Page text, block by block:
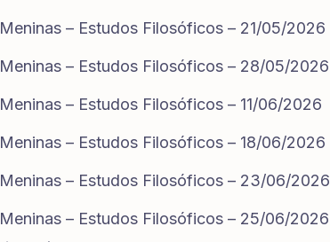
Meninas – Estudos Filosóficos – 21/05/2026
Meninas – Estudos Filosóficos – 28/05/2026
Meninas – Estudos Filosóficos – 11/06/2026
Meninas – Estudos Filosóficos – 18/06/2026
Meninas – Estudos Filosóficos – 23/06/2026
Meninas – Estudos Filosóficos – 25/06/2026